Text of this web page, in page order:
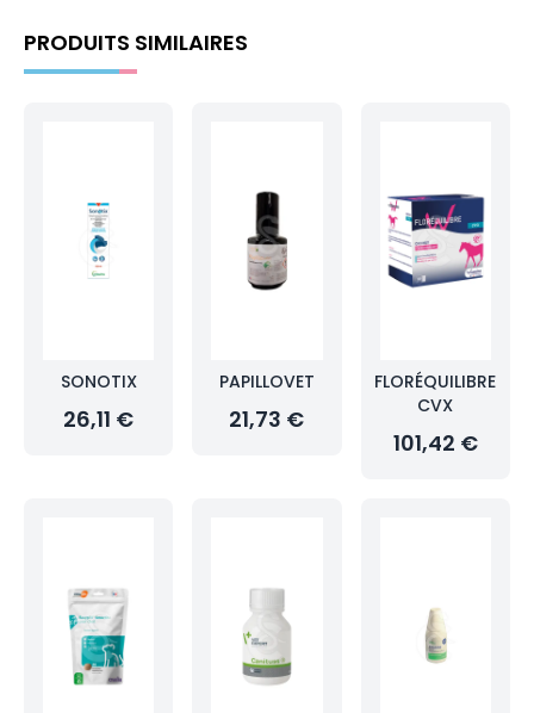
PRODUITS SIMILAIRES
SONOTIX
26,11 €
PAPILLOVET
21,73 €
FLORÉQUILIBRE
CVX
101,42 €